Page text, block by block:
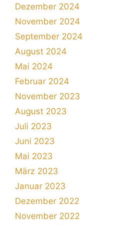
Dezember 2024
November 2024
September 2024
August 2024
Mai 2024
Februar 2024
November 2023
August 2023
Juli 2023
Juni 2023
Mai 2023
März 2023
Januar 2023
Dezember 2022
November 2022